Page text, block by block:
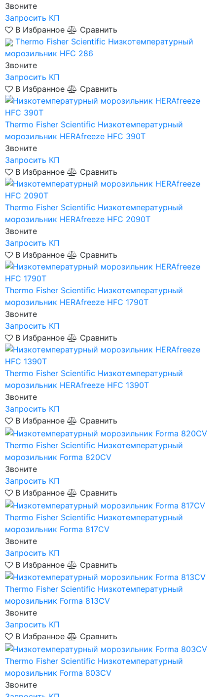
Звоните
Запросить КП
В Избранное
Сравнить
Thermo Fisher Scientific Низкотемпературный
морозильник HFC 286
Звоните
Запросить КП
В Избранное
Сравнить
Thermo Fisher Scientific Низкотемпературный
морозильник HERAfreeze HFC 390T
Звоните
Запросить КП
В Избранное
Сравнить
Thermo Fisher Scientific Низкотемпературный
морозильник HERAfreeze HFC 2090T
Звоните
Запросить КП
В Избранное
Сравнить
Thermo Fisher Scientific Низкотемпературный
морозильник HERAfreeze HFC 1790T
Звоните
Запросить КП
В Избранное
Сравнить
Thermo Fisher Scientific Низкотемпературный
морозильник HERAfreeze HFC 1390T
Звоните
Запросить КП
В Избранное
Сравнить
Thermo Fisher Scientific Низкотемпературный
морозильник Forma 820CV
Звоните
Запросить КП
В Избранное
Сравнить
Thermo Fisher Scientific Низкотемпературный
морозильник Forma 817CV
Звоните
Запросить КП
В Избранное
Сравнить
Thermo Fisher Scientific Низкотемпературный
морозильник Forma 813CV
Звоните
Запросить КП
В Избранное
Сравнить
Thermo Fisher Scientific Низкотемпературный
морозильник Forma 803CV
Звоните